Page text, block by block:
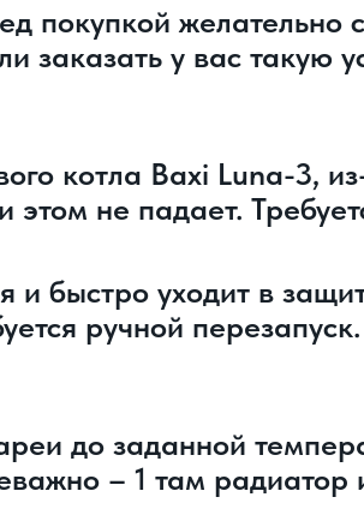
покупкой желательно
у вас такую
котла Baxi Luna-3,
этом не падает.
быстро уходит в
ручной
до заданной
– 1 там радиатор